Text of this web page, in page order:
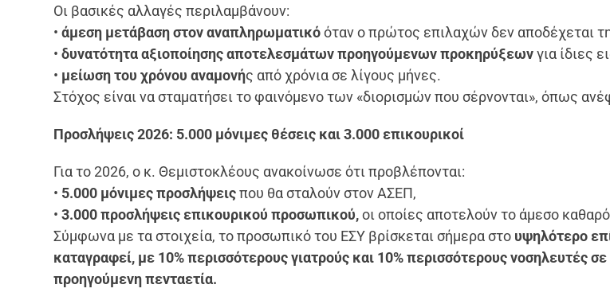
Οι βασικές αλλαγές περιλαμβάνουν:
•άμεση μετάβαση στον αναπληρωματικόόταν ο πρώτος επιλαχών δεν αποδέχεται
•δυνατότητα αξιοποίησης αποτελεσμάτων προηγούμενων προκηρύξεωνγια ίδιες
• μείωση του χρόνου αναμονής από χρόνια σε λίγους μήνες.
Στόχος είναι να σταματήσει το φαινόμενο των «διορισμών που σέρνονται», όπως
Προσλήψεις 2026: 5.000 μόνιμες θέσεις και 3.000 επικουρικοί
Για το 2026, ο κ. Θεμιστοκλέους ανακοίνωσε ότι προβλέπονται:
• 5.000 μόνιμες προσλήψειςπου θα σταλούν στον ΑΣΕΠ,
• 3.000 προσλήψεις επικουρικού προσωπικού,οι οποίες αποτελούν το άμεσο
Σύμφωνα με τα στοιχεία, το προσωπικό του ΕΣΥ βρίσκεται σήμερα στο υψηλότερο
καταγραφεί, με 10% περισσότερους γιατρούς και 10% περισσότερους νοσηλευτές
προηγούμενη πενταετία.